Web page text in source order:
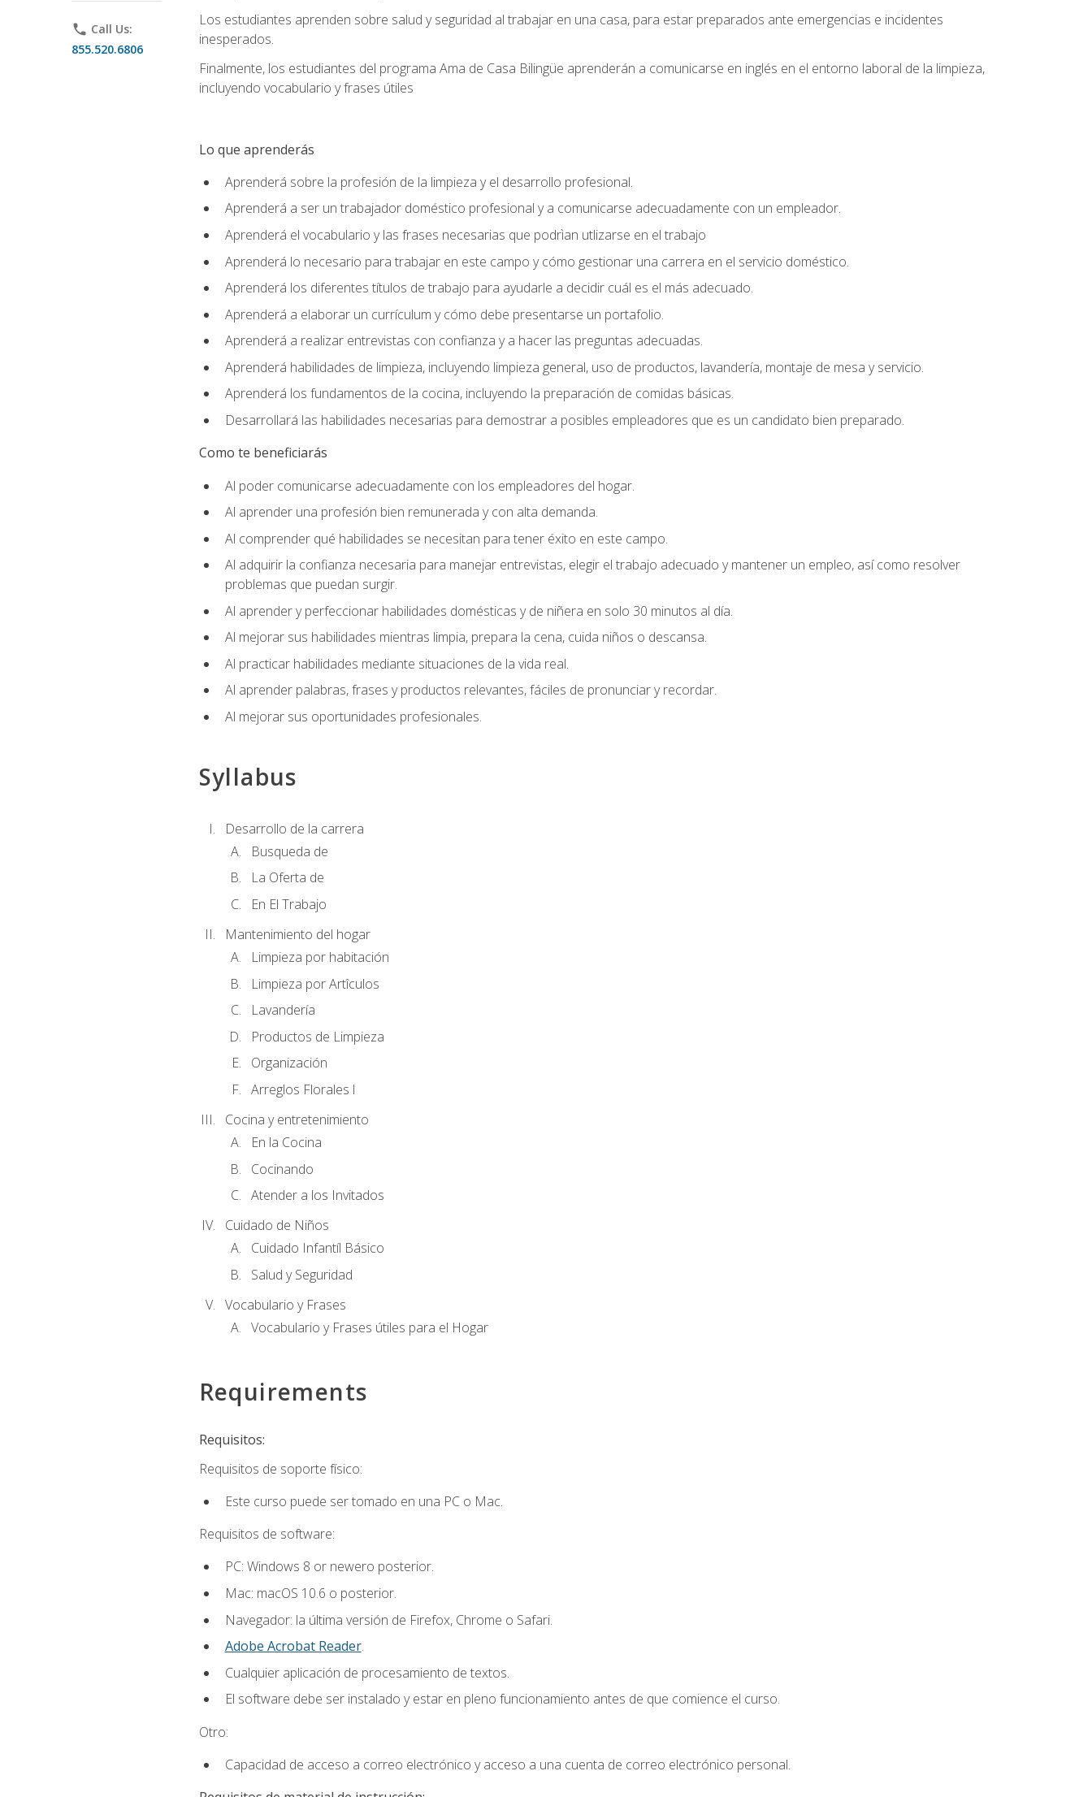
phone Call Us:
855.520.6806
Los estudiantes aprenden sobre salud y seguridad al trabajar en una casa, para estar preparados ante emergencias e incidentes
inesperados.
Finalmente, los estudiantes del programa Ama de Casa Bilingüe aprenderán a comunicarse en inglés en el entorno laboral de la limpieza,
incluyendo vocabulario y frases útiles
Lo que aprenderás
Aprenderá sobre la profesión de la limpieza y el desarrollo profesional.
Aprenderá a ser un trabajador doméstico profesional y a comunicarse adecuadamente con un empleador.
Aprenderá el vocabulario y las frases necesarias que podrìan utlizarse en el trabajo
Aprenderá lo necesario para trabajar en este campo y cómo gestionar una carrera en el servicio doméstico.
Aprenderá los diferentes títulos de trabajo para ayudarle a decidir cuál es el más adecuado.
Aprenderá a elaborar un currículum y cómo debe presentarse un portafolio.
Aprenderá a realizar entrevistas con confianza y a hacer las preguntas adecuadas.
Aprenderá habilidades de limpieza, incluyendo limpieza general, uso de productos, lavandería, montaje de mesa y servicio.
Aprenderá los fundamentos de la cocina, incluyendo la preparación de comidas básicas.
Desarrollará las habilidades necesarias para demostrar a posibles empleadores que es un candidato bien preparado.
Como te beneficiarás
Al poder comunicarse adecuadamente con los empleadores del hogar.
Al aprender una profesión bien remunerada y con alta demanda.
Al comprender qué habilidades se necesitan para tener éxito en este campo.
Al adquirir la confianza necesaria para manejar entrevistas, elegir el trabajo adecuado y mantener un empleo, así como resolver
problemas que puedan surgir.
Al aprender y perfeccionar habilidades domésticas y de niñera en solo 30 minutos al día.
Al mejorar sus habilidades mientras limpia, prepara la cena, cuida niños o descansa.
Al practicar habilidades mediante situaciones de la vida real.
Al aprender palabras, frases y productos relevantes, fáciles de pronunciar y recordar.
Al mejorar sus oportunidades profesionales.
Syllabus
Desarrollo de la carrera
Busqueda de
La Oferta de
En El Trabajo
Mantenimiento del hogar
Limpieza por habitación
Limpieza por Artîculos
Lavandería
Productos de Limpieza
Organización
Arreglos Florales l
Cocina y entretenimiento
En la Cocina
Cocinando
Atender a los Invitados
Cuidado de Niños
Cuidado Infantíl Básico
Salud y Seguridad
Vocabulario y Frases
Vocabulario y Frases útiles para el Hogar
Requirements
Requisitos:
Requisitos de soporte físico:
Este curso puede ser tomado en una PC o Mac.
Requisitos de software:
PC: Windows 8 or newero posterior.
Mac: macOS 10.6 o posterior.
Navegador: la última versión de Firefox, Chrome o Safari.
Adobe Acrobat Reader.
Cualquier aplicación de procesamiento de textos.
El software debe ser instalado y estar en pleno funcionamiento antes de que comience el curso.
Otro:
Capacidad de acceso a correo electrónico y acceso a una cuenta de correo electrónico personal.